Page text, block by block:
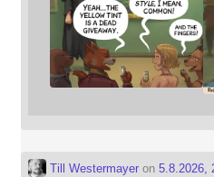
Till Westermayeron 5.8.2026,